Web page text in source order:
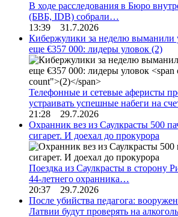
В ходе расследования в Бюро
(БВБ, IDB) собрали…
13:39 31.7.2026
Кибержулики за неделю выманили
еще €357 000: лидеры уловок (2)
Телефонные и сетевые аферисты
устраивать успешные набеги на
21:28 29.7.2026
Охранник вез из Саулкрасты 500
сигарет. И доехал до прокурора
Поездка из Саулкрасты в сторону
44-летнего охранника…
20:37 29.7.2026
После убийства педагога:
Латвии будут проверять на алкоголь